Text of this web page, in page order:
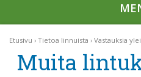
Etusivu Tietoa linnuista Vastauksia
Muita